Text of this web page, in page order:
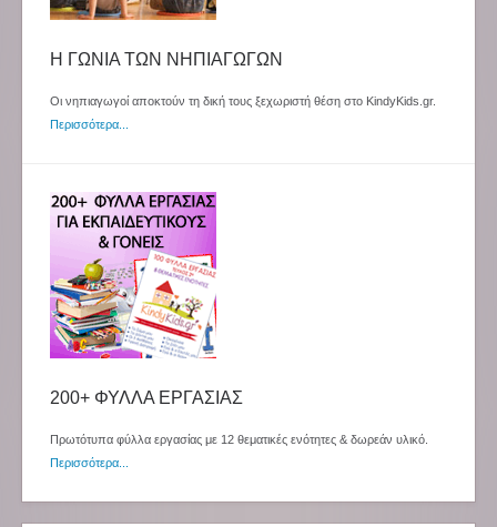
Η ΓΩΝΙΑ ΤΩΝ ΝΗΠΙΑΓΩΓΩΝ
Οι νηπιαγωγοί αποκτούν τη δική τους ξεχωριστή θέση στο KindyKids.gr.
Περισσότερα...
200+ ΦΥΛΛΑ ΕΡΓΑΣΙΑΣ
Πρωτότυπα φύλλα εργασίας με 12 θεματικές ενότητες & δωρεάν υλικό.
Περισσότερα...